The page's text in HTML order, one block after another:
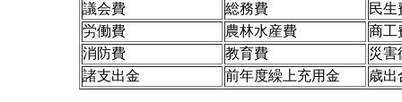
議会費 総務費
民生
労働費
農林水産費
商工
消防費
教育費
災害
諸支出金
前年度繰上充用金 歳出